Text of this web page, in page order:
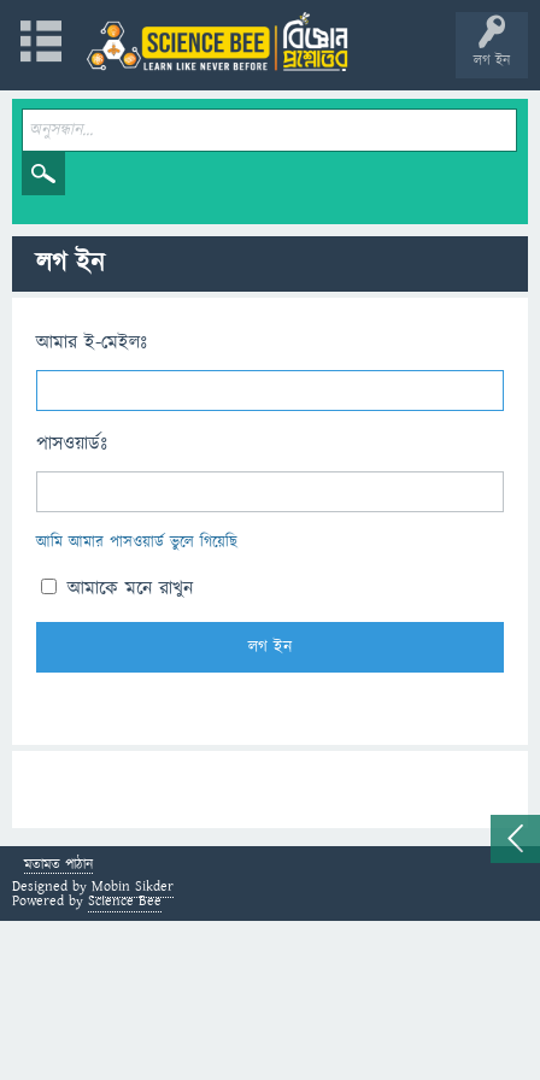
লগ ইন
লগ ইন
আমার ই-মেইলঃ
পাসওয়ার্ডঃ
আমি আমার পাসওয়ার্ড ভুলে গিয়েছি
আমাকে মনে রাখুন
মতামত পাঠান
Designed by Mobin Sikder
Powered by Science Bee